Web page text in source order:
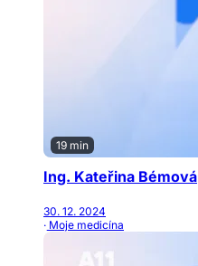
19 min
Ing. Kateřina Bémová
30. 12. 2024
· Moje medicína